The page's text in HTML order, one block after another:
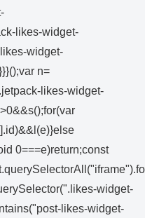
likes-widget-
widget-
n=
likes-widget-
0===e)return;const
widget-
likes-widget-